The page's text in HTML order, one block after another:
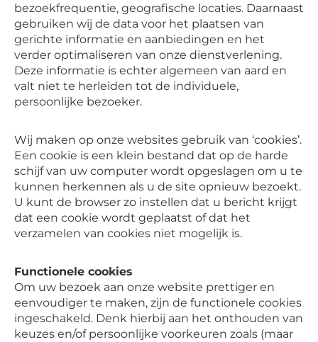
bezoekfrequentie, geografische locaties. Daarnaast
gebruiken wij de data voor het plaatsen van
gerichte informatie en aanbiedingen en het
verder optimaliseren van onze dienstverlening.
Deze informatie is echter algemeen van aard en
valt niet te herleiden tot de individuele,
persoonlijke bezoeker.
Wij maken op onze websites gebruik van ‘cookies’.
Een cookie is een klein bestand dat op de harde
schijf van uw computer wordt opgeslagen om u te
kunnen herkennen als u de site opnieuw bezoekt.
U kunt de browser zo instellen dat u bericht krijgt
dat een cookie wordt geplaatst of dat het
verzamelen van cookies niet mogelijk is.
Functionele cookies
Om uw bezoek aan onze website prettiger en
eenvoudiger te maken, zijn de functionele cookies
ingeschakeld. Denk hierbij aan het onthouden van
keuzes en/of persoonlijke voorkeuren zoals (maar